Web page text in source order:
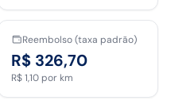
Reembolso (taxa padrão)
R$ 326,70
R$ 1,10 por km